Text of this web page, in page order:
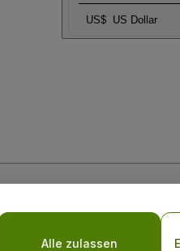
US$ US Dollar
Richtlinieund
Alle zulassen